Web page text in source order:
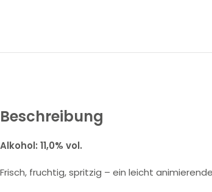
Beschreibung
Alkohol: 11,0% vol.
Frisch, fruchtig, spritzig – ein leicht